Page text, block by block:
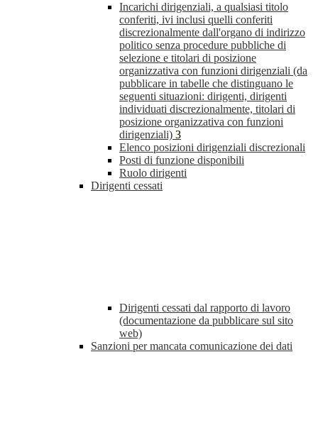
Incarichi dirigenziali, a qualsiasi titolo
conferiti, ivi inclusi quelli conferiti
discrezionalmente dall'organo di indirizzo
politico senza procedure pubbliche di
selezione e titolari di posizione
organizzativa con funzioni dirigenziali (da
pubblicare in tabelle che distinguano le
seguenti situazioni: dirigenti, dirigenti
individuati discrezionalmente, titolari di
posizione organizzativa con funzioni
dirigenziali) 3
Elenco posizioni dirigenziali discrezionali
Posti di funzione disponibili
Ruolo dirigenti
Dirigenti cessati
Dirigenti cessati dal rapporto di lavoro
(documentazione da pubblicare sul sito
web)
Sanzioni per mancata comunicazione dei dati